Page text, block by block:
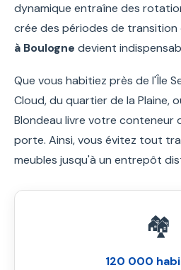
dynamique entraîne des
crée des périodes de transition
à Boulogne devient
Que vous habitiez près de l'Île
Cloud, du quartier de la Plaine,
Blondeau livre votre conteneur
porte. Ainsi, vous évitez tout
meubles jusqu'à un entrepôt
🏘️
120 000